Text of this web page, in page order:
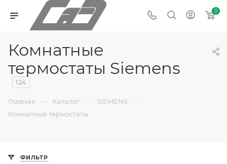
0
Комнатные
термостаты Siemens
124
Главная — Каталог — SIEMENS —
Комнатные термостаты
ФИЛЬТР